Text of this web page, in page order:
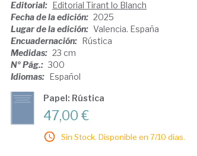
Editorial: Editorial Tirant lo Blanch
Fecha de la edición: 2025
Lugar de la edición: Valencia. España
Encuadernación: Rústica
Medidas: 23 cm
Nº Pág.: 300
Idiomas: Español
Papel: Rústica
47,00 €
Sin Stock. Disponible en 7/10 días.